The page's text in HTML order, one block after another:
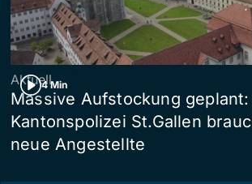
4 Min
Aktuell
Massive Aufstockung geplant:
Kantonspolizei St.Gallen
neue Angestellte